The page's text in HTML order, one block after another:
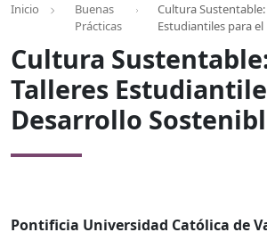
Inicio
Buenas
Prácticas
Cultura Sustentable:
Estudiantiles para
Cultura
Talleres
Desarrollo
Pontificia Universidad Católica de